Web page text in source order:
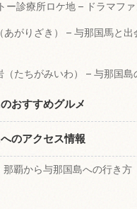
ー診療所ロケ地 – ドラマフ
あがりざき） – 与那国馬と
（たちがみいわ） – 与那国
おすすめグルメ
のアクセス情報
那覇から与那国島への行き方